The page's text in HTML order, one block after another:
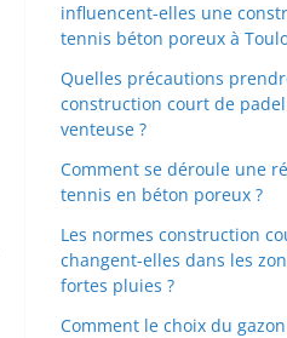
influencent-elles une
tennis béton poreux à
Quelles précautions
construction court de
venteuse ?
Comment se déroule une
tennis en béton poreux ?
Les normes construction
changent-elles dans les
fortes pluies ?
Comment le choix du